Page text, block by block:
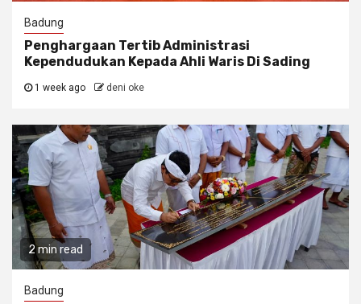
Badung
Penghargaan Tertib Administrasi
Kependudukan Kepada Ahli Waris Di Sading
1 week ago deni oke
2 min read
Badung